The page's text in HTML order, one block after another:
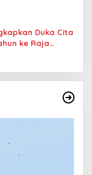
Duka Cita
ke Raja